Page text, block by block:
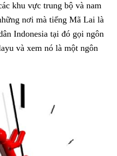
khu vực trung bộ và nam
nơi mà tiếng Mã Lai là
Indonesia tại đó gọi ngôn
và xem nó là một ngôn